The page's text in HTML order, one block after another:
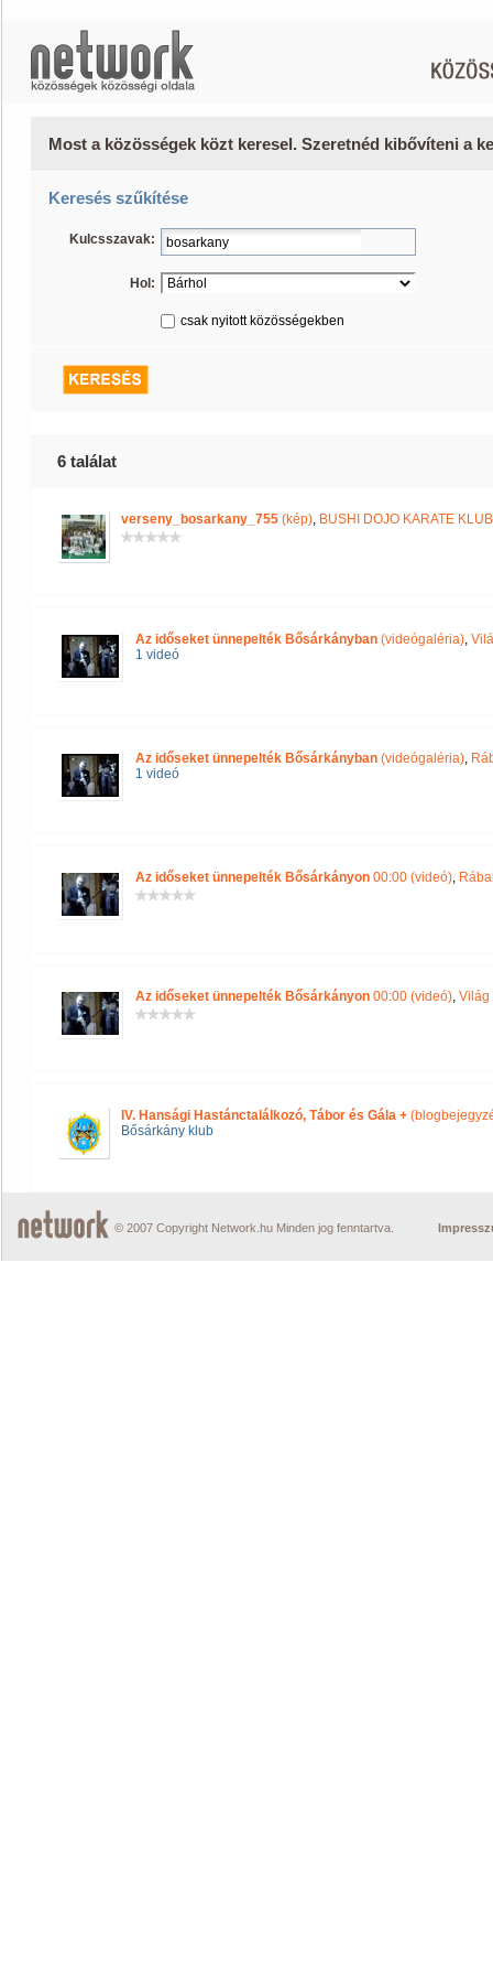
Most a közösségek közt keresel. Szeretnéd kibővíteni a
Keresés szűkítése
Kulcsszavak:
Hol:
csak nyitott közösségekben
6 találat
verseny_bosarkany_755 (kép), BUSHI DOJO KARATE KLUB
Az időseket ünnepelték Bősárkányban (videógaléria),
1 videó
Az időseket ünnepelték Bősárkányban (videógaléria),
1 videó
Az időseket ünnepelték Bősárkányon 00:00 (videó),
Az időseket ünnepelték Bősárkányon 00:00 (videó), Világ
IV. Hansági Hastánctalálkozó, Tábor és Gála +
Bősárkány klub
© 2007 Copyright Network.hu Minden jog fenntartva.